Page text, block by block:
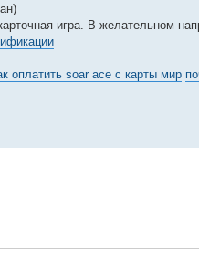
игра. В желательном
оплатить soar ace с карты мир